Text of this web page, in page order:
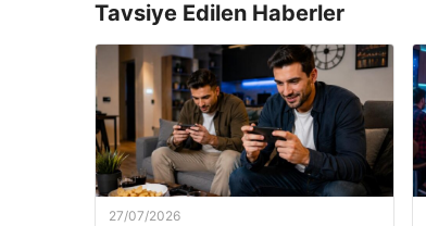
Tavsiye Edilen Haberler
27/07/2026